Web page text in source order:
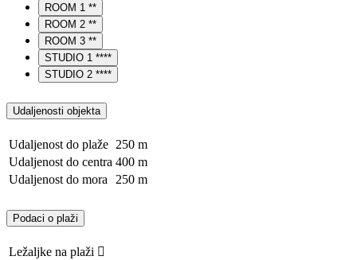
ROOM 1 **
ROOM 2 **
ROOM 3 **
STUDIO 1 ****
STUDIO 2 ****
Udaljenosti objekta
Udaljenost do plaže 250 m
Udaljenost do centra 400 m
Udaljenost do mora
250 m
Podaci o plaži
Ležaljke na plaži